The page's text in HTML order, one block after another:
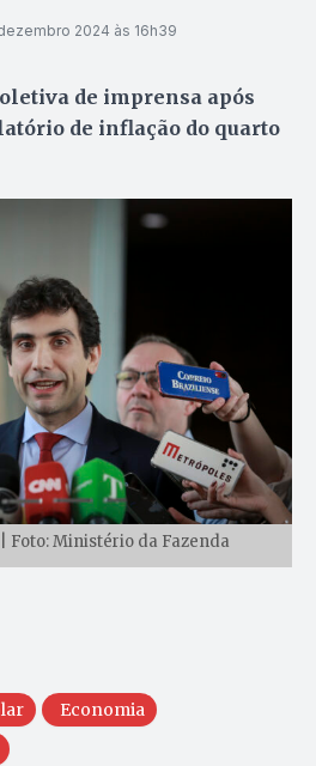
2024 às 16h39
de imprensa após
de inflação do quarto
Foto: Ministério da Fazenda
Economia